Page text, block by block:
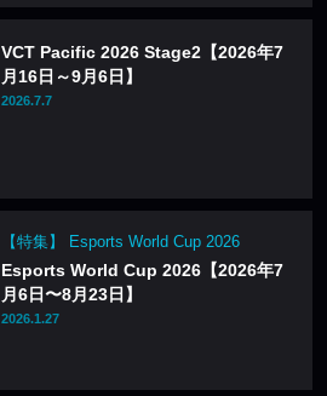
VCT Pacific 2026 Stage2【2026年7
月16日～9月6日】
2026.7.7
【特集】 Esports World Cup 2026
Esports World Cup 2026【2026年7
月6日〜8月23日】
2026.1.27